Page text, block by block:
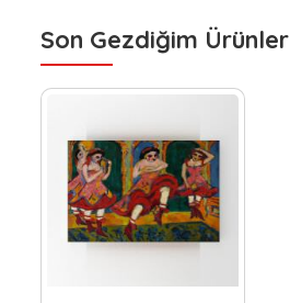
Son Gezdiğim Ürünler